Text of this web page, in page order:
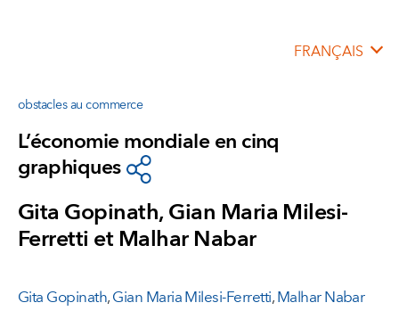
FRANÇAIS
obstacles au commerce
L’économie mondiale en cinq
graphiques
Gita Gopinath, Gian Maria Milesi-
Ferretti et Malhar Nabar
Gita Gopinath,Gian Maria Milesi-Ferretti,Malhar Nabar